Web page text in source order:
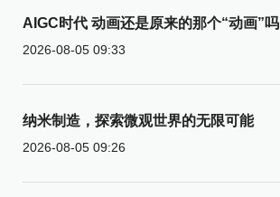
AIGC时代 动画还是原来的那个“动画”吗
2026-08-05 09:33
纳米制造，探索微观世界的无限可能
2026-08-05 09:26